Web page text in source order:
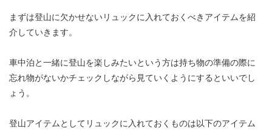
まずは登山に欠かせないリュックに入れておくべきアイテムを紹
介していきます。
車中泊と一緒に登山を楽しみたいという方は持ち物の準備の際に
忘れ物がないかチェックしながら見ていくようにするといいでし
ょう。
登山アイテムとしてリュックに入れておくものは以下のアイテム